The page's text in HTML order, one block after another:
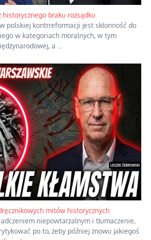
historycznego braku rozsądku
polskiej kontrreformacji jest skłonność do
w kategoriach moralnych, w tym
a
mitów historycznych
niepowtarzalnym i tłumaczenie,
po to, żeby później znowu jakiegoś